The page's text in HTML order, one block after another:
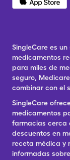
SingleCare es
medicamentos
para miles de
seguro,
combinar con el
SingleCare
medicamentos
farmacias cerca
descuentos en
receta médica y
informadas